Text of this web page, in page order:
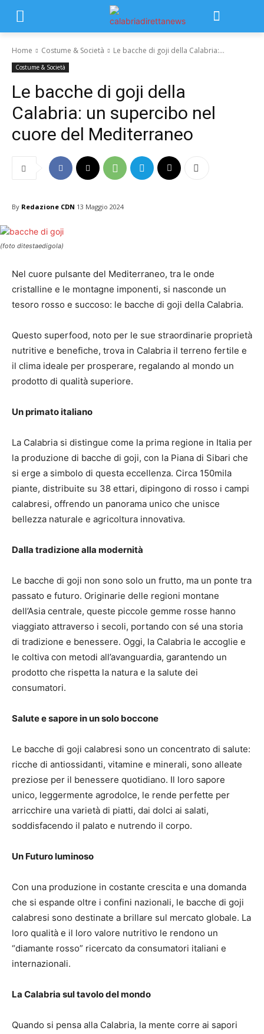
Home Costume & Società Le bacche di goji della Calabria:...
Costume & Società
Le bacche di goji della
Calabria: un supercibo nel
cuore del Mediterraneo
By Redazione CDN 13 Maggio 2024
(foto ditestaedigola)
Nel cuore pulsante del Mediterraneo, tra le onde
cristalline e le montagne imponenti, si nasconde un
tesoro rosso e succoso: le bacche di goji della Calabria.
Questo superfood, noto per le sue straordinarie proprietà
nutritive e benefiche, trova in Calabria il terreno fertile e
il clima ideale per prosperare, regalando al mondo un
prodotto di qualità superiore.
Un primato italiano
La Calabria si distingue come la prima regione in Italia per
la produzione di bacche di goji, con la Piana di Sibari che
si erge a simbolo di questa eccellenza. Circa 150mila
piante, distribuite su 38 ettari, dipingono di rosso i campi
calabresi, offrendo un panorama unico che unisce
bellezza naturale e agricoltura innovativa.
Dalla tradizione alla modernità
Le bacche di goji non sono solo un frutto, ma un ponte tra
passato e futuro. Originarie delle regioni montane
dell’Asia centrale, queste piccole gemme rosse hanno
viaggiato attraverso i secoli, portando con sé una storia
di tradizione e benessere. Oggi, la Calabria le accoglie e
le coltiva con metodi all’avanguardia, garantendo un
prodotto che rispetta la natura e la salute dei
consumatori.
Salute e sapore in un solo boccone
Le bacche di goji calabresi sono un concentrato di salute:
ricche di antiossidanti, vitamine e minerali, sono alleate
preziose per il benessere quotidiano. Il loro sapore
unico, leggermente agrodolce, le rende perfette per
arricchire una varietà di piatti, dai dolci ai salati,
soddisfacendo il palato e nutrendo il corpo.
Un Futuro luminoso
Con una produzione in costante crescita e una domanda
che si espande oltre i confini nazionali, le bacche di goji
calabresi sono destinate a brillare sul mercato globale. La
loro qualità e il loro valore nutritivo le rendono un
“diamante rosso” ricercato da consumatori italiani e
internazionali.
La Calabria sul tavolo del mondo
Quando si pensa alla Calabria, la mente corre ai sapori